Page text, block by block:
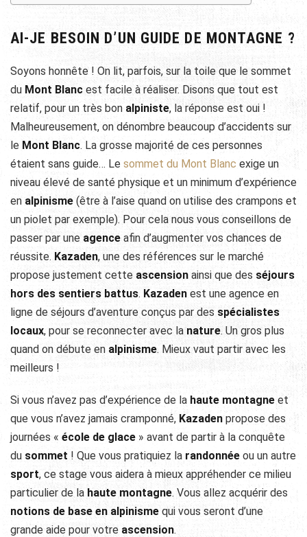
AI-JE BESOIN D’UN GUIDE DE MONTAGNE ?
Soyons honnête ! On lit, parfois, sur la toile que le sommet
du Mont Blanc est facile à réaliser. Disons que tout est
relatif, pour un très bon alpiniste, la réponse est oui !
Malheureusement, on dénombre beaucoup d’accidents sur
le Mont Blanc. La grosse majorité de ces personnes
étaient sans guide… Le sommet du Mont Blanc exige un
niveau élevé de santé physique et un minimum d’expérience
en alpinisme (être à l’aise quand on utilise des crampons et
un piolet par exemple). Pour cela nous vous conseillons de
passer par une agence afin d’augmenter vos chances de
réussite. Kazaden, une des références sur le marché
propose justement cette ascension ainsi que des séjours
hors des sentiers battus. Kazaden est une agence en
ligne de séjours d’aventure conçus par des spécialistes
locaux, pour se reconnecter avec lanature. Un gros plus
quand on débute en alpinisme. Mieux vaut partir avec les
meilleurs !
Si vous n’avez pas d’expérience de la haute montagne et
que vous n’avez jamais cramponné, Kazaden propose des
journées « école de glace » avant de partir à la conquête
du sommet ! Que vous pratiquiez la randonnée ou un autre
sport, ce stage vous aidera à mieux appréhender ce milieu
particulier de la haute montagne. Vous allez acquérir des
notions de base en alpinisme qui vous seront d’une
grande aide pour votre ascension.